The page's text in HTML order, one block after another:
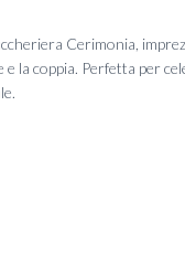
Cerimonia,
la coppia. Perfetta per